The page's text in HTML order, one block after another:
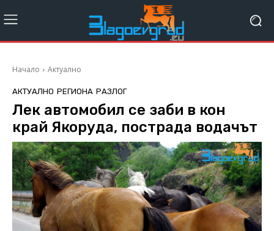
Начало Актуално
АКТУАЛНО РЕГИОНА РАЗЛОГ
Лек автомобил се заби в кон
край Якоруда, пострада водачът